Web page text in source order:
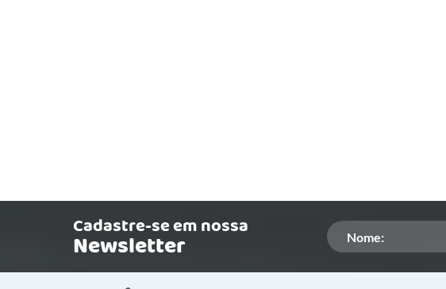
Cadastre-se em nossa
Newsletter